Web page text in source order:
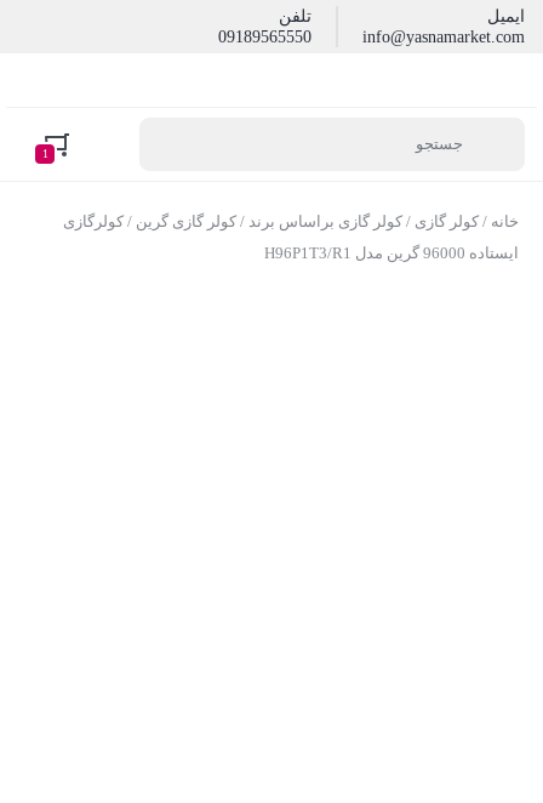
ایمیل
info@yasnamarket.com
تلفن
09189565550
1
خانه / کولر گازی / کولر گازی براساس برند / کولر گازی گرین / کولرگازی
ایستاده 96000 گرین مدل H96P1T3/R1